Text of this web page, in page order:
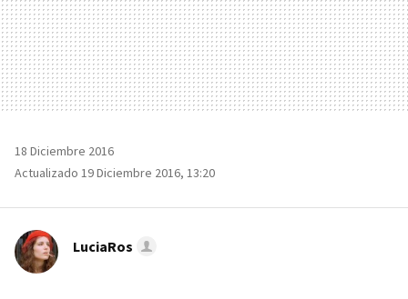
18 Diciembre 2016
Actualizado 19 Diciembre 2016, 13:20
LuciaRos